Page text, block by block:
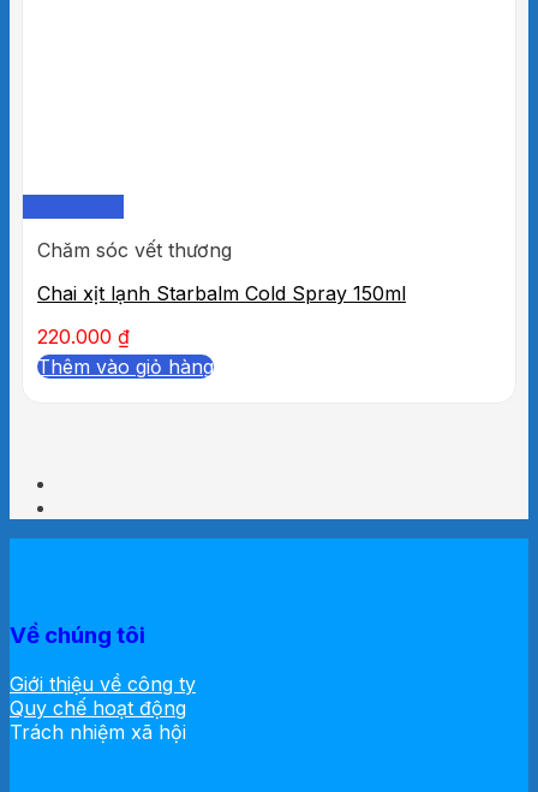
Chăm sóc vết thương
Chai xịt lạnh Starbalm Cold Spray 150ml
220.000 ₫
Thêm vào giỏ hàng
Về chúng tôi
Giới thiệu về công ty
Quy chế hoạt động
Trách nhiệm xã hội